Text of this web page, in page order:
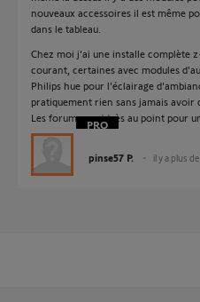
nouveaux accessoires il est même
dans le tableau.
Chez moi j'ai une installe complète
courant, certaines avec modules
Philips hue pour l'éclairage
pratiquement rien sans jamais avoir
Les forums sont très au point pour
pinse57 P. il y a plus